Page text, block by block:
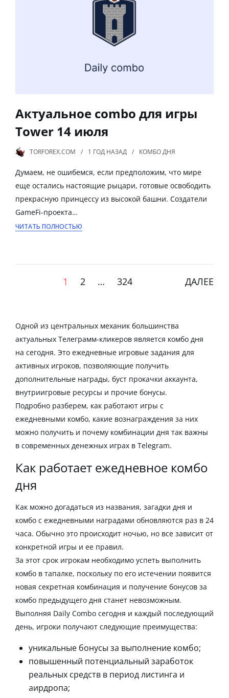
Актуальное combo для игры
Tower 14 июля
TORFOREX.COM 1 ГОД НАЗАД КОМБО ДНЯ
Думаем, не ошибемся, если предположим, что мире
еще остались настоящие рыцари, готовые освободить
прекрасную принцессу из высокой башни. Создатели
GameFi-проекта…
ЧИТАТЬ ПОЛНОСТЬЮ
1 2 … 324 ДАЛЕЕ
Одной из центральных механик большинства
актуальных Телеграмм-кликеров является комбо дня
на сегодня. Это ежедневные игровые задания для
активных игроков, позволяющие получить
дополнительные награды, буст прокачки аккаунта,
внутриигровые ресурсы и прочие бонусы.
Подробно разберем, как работают игры с
ежедневными комбо, какие вознаграждения за них
можно получить и почему комбинации дня так важны
в современных денежных играх в Telegram.
Как работает ежедневное комбо
дня
Как можно догадаться из названия, загадки дня и
комбо с ежедневными наградами обновляются раз в 24
часа. Обычно это происходит ночью, но все зависит от
конкретной игры и ее правил.
За этот срок игрокам необходимо успеть выполнить
комбо в тапалке, поскольку по его истечении появится
новая секретная комбинация и получение бонусов за
комбо предыдущего дня станет невозможным.
Выполняя Daily Combo сегодня и каждый последующий
день, игроки получают следующие преимущества:
уникальные бонусы за выполнение комбо;
повышенный потенциальный заработок
реальных средств в период листинга и
аирдропа;